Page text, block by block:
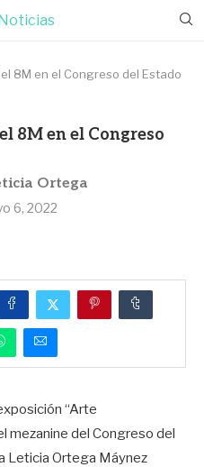
8M en el Congreso del Estado
8M en el Congreso
Ortega
6, 2022
“Arte
mezanine del Congreso del
Leticia Ortega Máynez